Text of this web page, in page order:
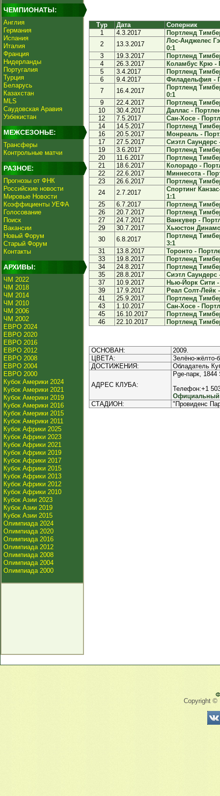
ЧЕМПИОНАТЫ:
Англия
Германия
Испания
Италия
Франция
Нидерланды
Португалия
Турция
Беларусь
Казахстан
MLS
Саудовская Аравия
Узбекистан
МЕЖСЕЗОНЬЕ:
Трансферы
Контрольные матчи
РАЗНОЕ:
Прогнозы от ФНК
Российские новости
Мировые Новости
Коэффициенты УЕФА
Голосование
Поиск
Вакансии
Новый Форум
Старый Форум
Контакты
АРХИВЫ:
ЧМ 2022
ЧМ 2018
ЧМ 2014
ЧМ 2010
ЧМ 2006
ЧМ 2002
ЕВРО 2024
ЕВРО 2020
ЕВРО 2016
ЕВРО 2012
ЕВРО 2008
ЕВРО 2004
ЕВРО 2000
Кубок Америки 2024
Кубок Америки 2021
Кубок Америки 2019
Кубок Америки 2016
Кубок Америки 2015
Кубок Америки 2011
Кубок Африки 2025
Кубок Африки 2023
Кубок Африки 2021
Кубок Африки 2019
Кубок Африки 2017
Кубок Африки 2015
Кубок Африки 2013
Кубок Африки 2012
Кубок Африки 2010
Кубок Азии 2023
Кубок Азии 2019
Кубок Азии 2015
Олимпиада 2024
Олимпиада 2020
Олимпиада 2016
Олимпиада 2012
Олимпиада 2008
Олимпиада 2004
Олимпиада 2000
Тур Дата
Соперник
1
4.3.2017
Портленд
2
13.3.2017
Лос-Анджелес
0:1
3
19.3.2017
Портленд
4
26.3.2017
Коламбус Крю -
5
3.4.2017
Портленд
6
9.4.2017
Филадельфия -
7
16.4.2017
Портленд
0:1
9
22.4.2017
Портленд
10
30.4.2017
Даллас -
12
7.5.2017
Сан-Хосе -
14
14.5.2017
Портленд
16
20.5.2017
Монреаль -
17
27.5.2017
Сиэтл Саундерс
19
3.6.2017
Портленд
20
11.6.2017
Портленд
21
18.6.2017
Колорадо -
22
22.6.2017
Миннесота -
23
26.6.2017
Портленд
24
2.7.2017
Спортинг
1:1
25
6.7.2017
Портленд
26
20.7.2017
Портленд
27
24.7.2017
Ванкувер -
29
30.7.2017
Хьюстон
30
6.8.2017
Портленд
3:1
31
13.8.2017
Торонто -
33
19.8.2017
Портленд
34
24.8.2017
Портленд
35
28.8.2017
Сиэтл Саундерс
37
10.9.2017
Нью-Йорк Сити
39
17.9.2017
Реал Солт-Лейк
41
25.9.2017
Портленд
43
1.10.2017
Сан-Хосе -
45
16.10.2017
Портленд
46
22.10.2017 Портленд
ОСНОВАН:
2009.
ЦВЕТА:
Зелёно-жёлто-
ДОСТИЖЕНИЯ:
Обладатель
АДРЕС КЛУБА:
Pge-парк,
Телефон:+1
Официальный
СТАДИОН:
"Провиденс
Copyright ©